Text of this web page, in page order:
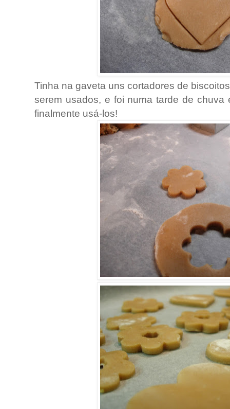
Tinha na gaveta uns cortadores de
serem usados, e foi numa tarde de
finalmente usá-los!